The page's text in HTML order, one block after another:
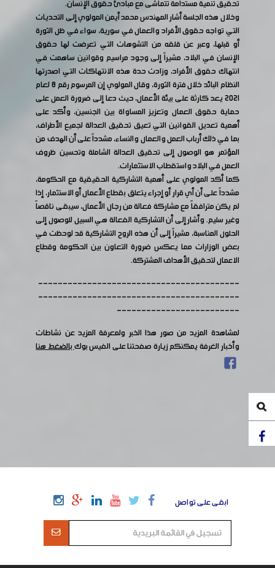
تحقيق تنمية مستدامة تتماشى مع مبادئ حقوق الإنسان.
وخلال هذه الجلسة أشار المهندس محمد أيمن المولوي إلى التحديات
التي تواجه حقوق الأفراد والعمال في سورية، سواء في ظل الثورة
أو قبلها، وعبر عن قلقه من التشوهات التي تعرضت لها حقوق
الإنسان في البلاد، مشيراً إلى وجود مراسيم وقوانين ساهمت في
انتهاك حقوق الأفراد، وزادت حدة هذه الانتهاكات التي اصدرتها
النظام البائد خلال فترة الثورة، وقال المولوي إن المرسوم رقم 8 لعام
2021 يعد كارثة على بيئة الأعمال، حيث دعا إلى ضرورة العمل على
حماية حقوق العمال وتعزيز المساواة بين الجنسين، وأكد على
أهمية تعديل القوانين التي تعيق تحقيق العدالة لجميع الأطراف،
بما في ذلك أرباب العمل والعمال والنساء، مشدداً على أن الهدف من
المؤتمر هو الوصول إلى تحقيق العدالة الشاملة وتحسين ظروف
العمل في البلاد واستقطاب الاستثمارات.
كما أكد المولوي على أهمية التشاركية الحقيقية مع الحكومة،
مشدداً على أن أي قرار أو إجراء يتعلق بقطاع الأعمال أو الاستثمار، إذا
لم يكن مترافقاً مع مشاركة فعالة من رجال الأعمال، سيبقى ناقصاً
وغير سليم. وأشار إلى أن التشاركية الفعالة هي السبيل للوصول إلى
الحلول المناسبة، مشيراً إلى أن هذه الروح التشاركية قد لوحظت في
بعض الوزارات مما يعكس ضرورة التعاون بين الحكومة وقطاع
الاعمال لتحقيق الأهداف المشتركة.
-----------------------------------------
-----------------------------------------
-------------------------
لمشاهدة المزيد من صور هذا الخبر ولمعرفة المزيد عن نشاطات
وأخبار الغرفة يمكنكم زيارة صفحتنا على الفيس بوكبالضغط هنا
ابقى على تواصل